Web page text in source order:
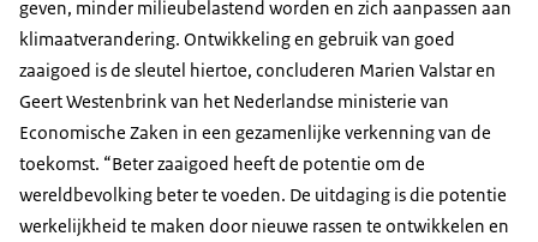
geven, minder milieubelastend worden en zich aanpassen aan
klimaatverandering. Ontwikkeling en gebruik van goed
zaaigoed is de sleutel hiertoe, concluderen Marien Valstar en
Geert Westenbrink van het Nederlandse ministerie van
Economische Zaken in een gezamenlijke verkenning van de
toekomst. “Beter zaaigoed heeft de potentie om de
wereldbevolking beter te voeden. De uitdaging is die potentie
werkelijkheid te maken door nieuwe rassen te ontwikkelen en